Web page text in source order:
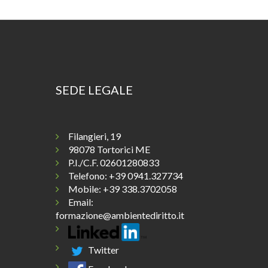
SEDE LEGALE
Filangieri, 19
98078 Tortorici ME
P.I./C.F. 02601280833
Telefono: +39 0941.327734
Mobile: +39 338.3702058
Email:
formazione@ambientediritto.it
Twitter